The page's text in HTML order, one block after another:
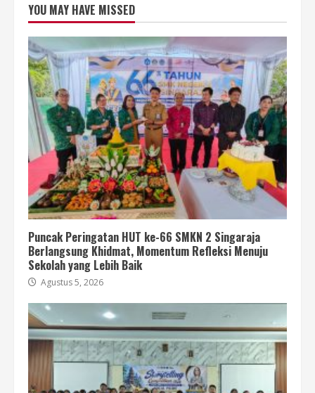
YOU MAY HAVE MISSED
Puncak Peringatan HUT ke-66 SMKN 2 Singaraja
Berlangsung Khidmat, Momentum Refleksi Menuju
Sekolah yang Lebih Baik
Agustus 5, 2026